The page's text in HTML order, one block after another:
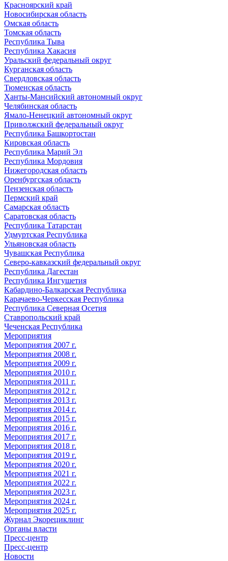
Красноярский край
Новосибирская область
Омская область
Томская область
Республика Тыва
Республика Хакасия
Уральский федеральный округ
Курганская область
Свердловская область
Тюменская область
Ханты-Мансийский автономный округ
Челябинская область
Ямало-Ненецкий автономный округ
Приволжский федеральный округ
Республика Башкортостан
Кировская область
Республика Марий Эл
Республика Мордовия
Нижегородская область
Оренбургская область
Пензенская область
Пермский край
Самарская область
Саратовская область
Республика Татарстан
Удмуртская Республика
Ульяновская область
Чувашская Республика
Северо-кавказский федеральный округ
Республика Дагестан
Республика Ингушетия
Кабардино-Балкарская Республика
Карачаево-Черкесская Республика
Республика Северная Осетия
Ставропольский край
Чеченская Республика
Мероприятия
Мероприятия 2007 г.
Мероприятия 2008 г.
Мероприятия 2009 г.
Мероприятия 2010 г.
Мероприятия 2011 г.
Мероприятия 2012 г.
Мероприятия 2013 г.
Мероприятия 2014 г.
Мероприятия 2015 г.
Мероприятия 2016 г.
Мероприятия 2017 г.
Мероприятия 2018 г.
Мероприятия 2019 г.
Мероприятия 2020 г.
Мероприятия 2021 г.
Мероприятия 2022 г.
Мероприятия 2023 г.
Мероприятия 2024 г.
Мероприятия 2025 г.
Журнал Экорециклинг
Органы власти
Пресс-центр
Пресс-центр
Новости